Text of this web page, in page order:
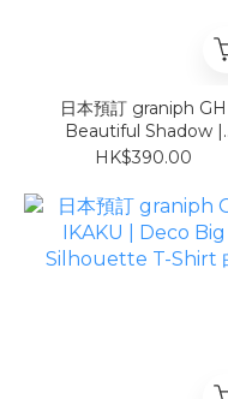
日本預訂 graniph GH
Beautiful Shadow |
Cropped T-Shirt COOL
HK$390.00